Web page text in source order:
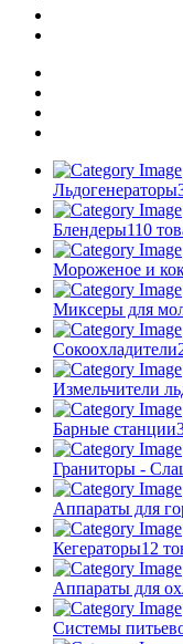
Льдогенераторы
Блендеры110
Мороженое и
Миксеры для
Сокоохладители
Измельчители
Барные станции
Граниторы -
Аппараты для
Кегераторы12
Аппараты для
Системы